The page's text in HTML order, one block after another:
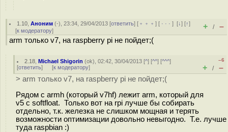
1.10 ,Аноним (-), 23:34, 29/04/2013 [ответить] [ ﹢﹢﹢] [ · · ·][↓] [↑]
[к модератору] + / –
arm только v7, на raspberry pi не пойдет;(
2.18 ,Michael Shigorin (ok), 02:42, 30/04/2013 [^] [^^] [^^^]
[ответить] [к модератору]
–6
+ / –
> arm только v7, на raspberry pi не пойдет;(
Рядом с armh (который v7hf) лежит arm, который для
v5 с softfloat. Только вот на rpi лучше бы собирать
отдельно, т.к. железка не слишком мощная и терять
возможности оптимизации довольно невыгодно. Т.е. лучше
туда raspbian :)